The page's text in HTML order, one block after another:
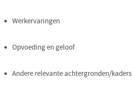
Werkervaringen
Opvoeding en geloof
Andere relevante achtergronden/kaders